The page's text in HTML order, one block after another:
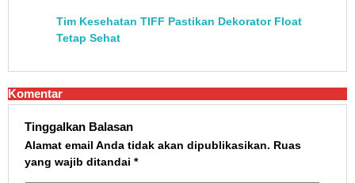
Tim Kesehatan TIFF Pastikan Dekorator Float
Tetap Sehat
Komentar
Tinggalkan Balasan
Alamat email Anda tidak akan dipublikasikan. Ruas
yang wajib ditandai *